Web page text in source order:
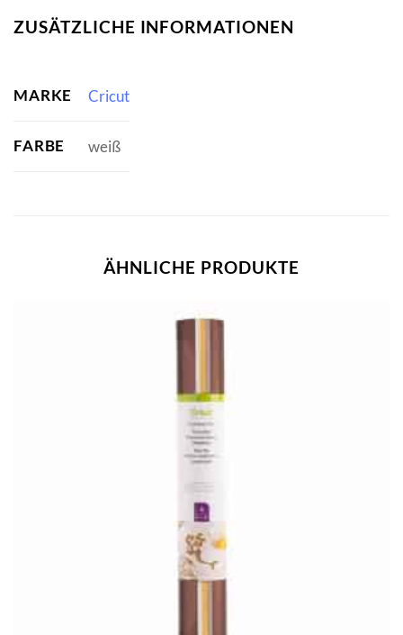
ZUSÄTZLICHE INFORMATIONEN
MARKE Cricut
FARBE weiß
ÄHNLICHE PRODUKTE